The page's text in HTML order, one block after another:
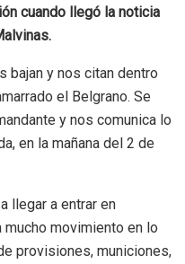
cuando llegó la noticia
bajan y nos citan dentro
el Belgrano. Se
y nos comunica lo
en la mañana del 2 de
llegar a entrar en
mucho movimiento en lo
provisiones, municiones,